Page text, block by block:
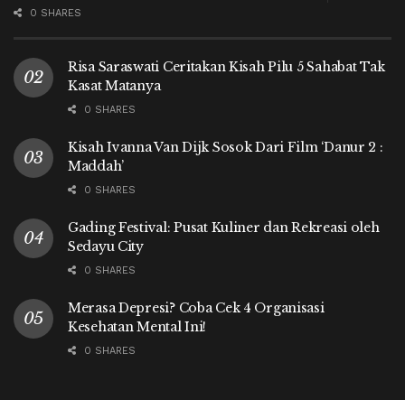
0 SHARES
Risa Saraswati Ceritakan Kisah Pilu 5 Sahabat Tak
Kasat Matanya
0 SHARES
Kisah Ivanna Van Dijk Sosok Dari Film ‘Danur 2 :
Maddah’
0 SHARES
Gading Festival: Pusat Kuliner dan Rekreasi oleh
Sedayu City
0 SHARES
Merasa Depresi? Coba Cek 4 Organisasi
Kesehatan Mental Ini!
0 SHARES